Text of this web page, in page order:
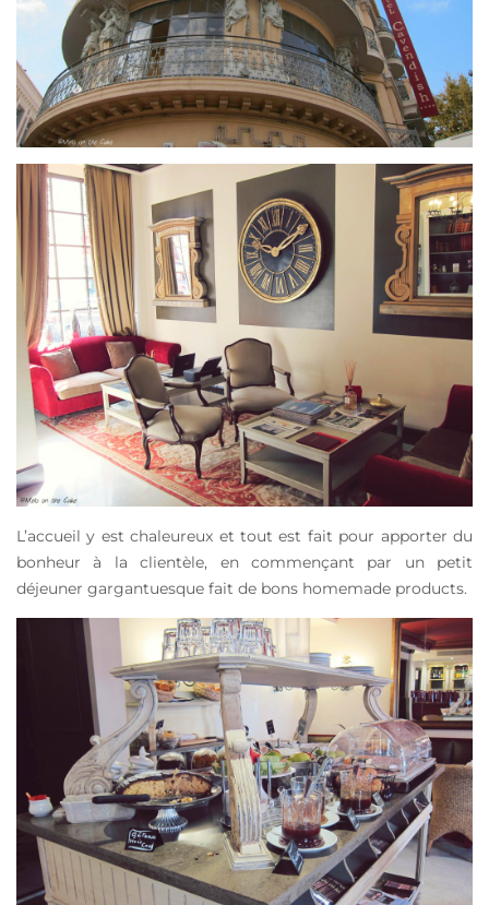
L’accueil y est chaleureux et tout est fait pour apporter du
bonheur à la clientèle, en commençant par un petit
déjeuner gargantuesque fait de bons homemade products.